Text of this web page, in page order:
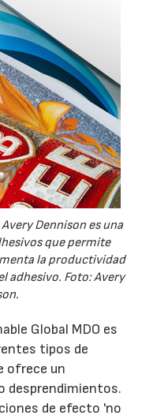
Dennison es una
que permite
la productividad
adhesivo. Foto: Avery
Global MDO es
tipos de
ofrece un
desprendimientos.
de efecto 'no